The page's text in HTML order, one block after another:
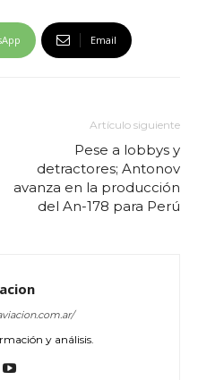
Email
Artículo siguiente
Pese a lobbys y
detractores; Antonov
avanza en la producción
del An-178 para Perú
y análisis.